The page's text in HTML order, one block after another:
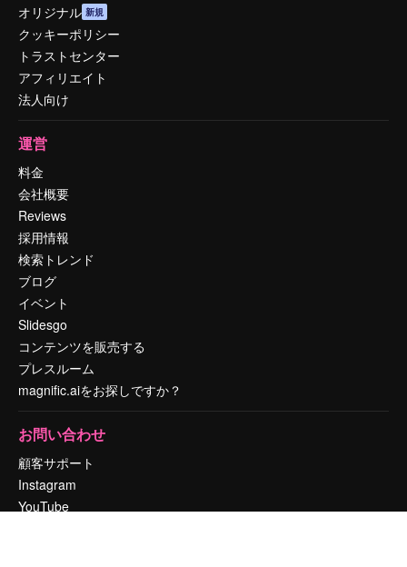
オリジナル 新規
クッキーポリシー
トラストセンター
アフィリエイト
法人向け
運営
料金
会社概要
Reviews
採用情報
検索トレンド
ブログ
イベント
Slidesgo
コンテンツを販売する
プレスルーム
magnific.aiをお探しですか？
お問い合わせ
顧客サポート
Instagram
YouTube